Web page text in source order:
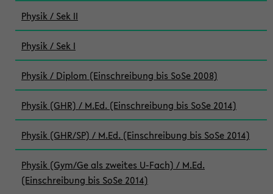
Physik / Sek II
Physik / Sek I
Physik / Diplom (Einschreibung bis SoSe 2008)
Physik (GHR) / M.Ed. (Einschreibung bis SoSe 2014)
Physik (GHR/SP) / M.Ed. (Einschreibung bis SoSe 2014)
Physik (Gym/Ge als zweites U-Fach) / M.Ed.
(Einschreibung bis SoSe 2014)